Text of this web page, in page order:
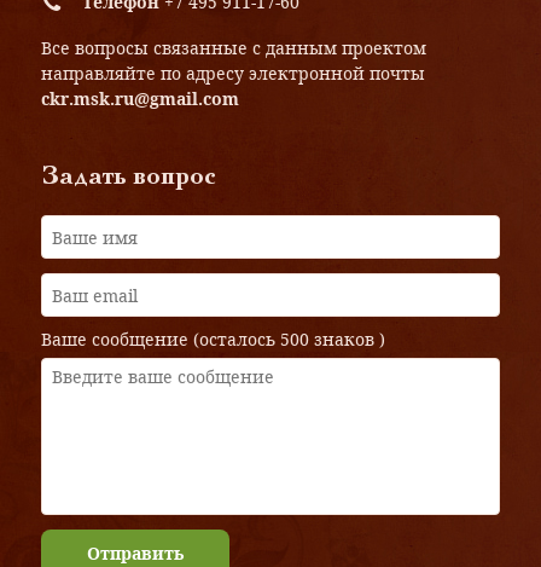
Все вопросы связанные с данным проектом
направляйте по адресу электронной почты
ckr.msk.ru@gmail.com
Задать вопрос
Ваше сообщение (осталось 500 знаков )
Отправить